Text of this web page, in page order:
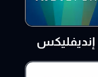
إنديفليكس